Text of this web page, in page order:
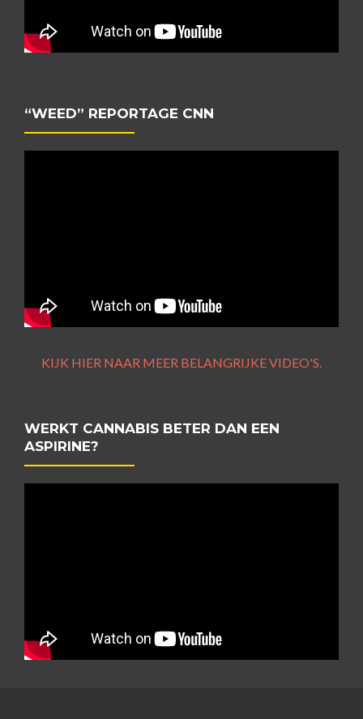
“WEED” REPORTAGE CNN
KIJK HIER NAAR MEER BELANGRIJKE VIDEO'S.
WERKT CANNABIS BETER DAN EEN
ASPIRINE?